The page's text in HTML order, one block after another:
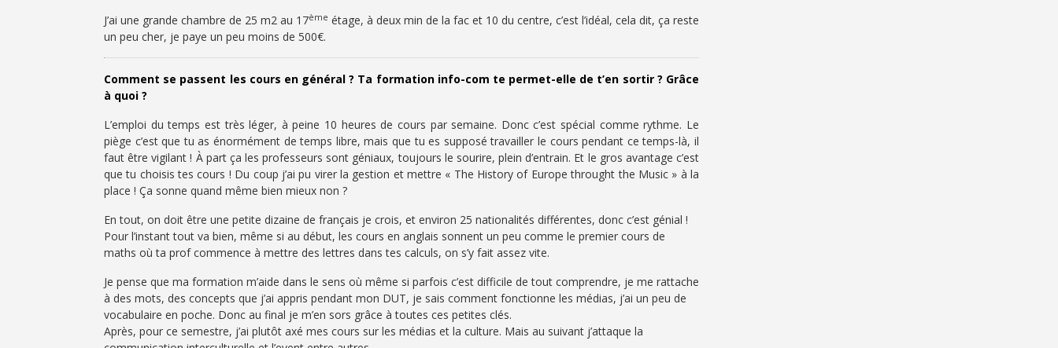
J’ai une grande chambre de 25 m2 au 17ème étage, à deux min de la fac et 10 du centre, c’est l’idéal, cela dit, ça reste
un peu cher, je paye un peu moins de 500€.
Comment se passent les cours en général ? Ta formation info-com te permet-elle de t’en sortir ? Grâce
à quoi ?
L’emploi du temps est très léger, à peine 10 heures de cours par semaine. Donc c’est spécial comme rythme. Le
piège c’est que tu as énormément de temps libre, mais que tu es supposé travailler le cours pendant ce temps-là, il
faut être vigilant ! À part ça les professeurs sont géniaux, toujours le sourire, plein d’entrain. Et le gros avantage c’est
que tu choisis tes cours ! Du coup j’ai pu virer la gestion et mettre « The History of Europe throught the Music » à la
place ! Ça sonne quand même bien mieux non ?
En tout, on doit être une petite dizaine de français je crois, et environ 25 nationalités différentes, donc c’est génial !
Pour l’instant tout va bien, même si au début, les cours en anglais sonnent un peu comme le premier cours de
maths où ta prof commence à mettre des lettres dans tes calculs, on s’y fait assez vite.
Je pense que ma formation m’aide dans le sens où même si parfois c’est difficile de tout comprendre, je me rattache
à des mots, des concepts que j’ai appris pendant mon DUT, je sais comment fonctionne les médias, j’ai un peu de
vocabulaire en poche. Donc au final je m’en sors grâce à toutes ces petites clés.
Après, pour ce semestre, j’ai plutôt axé mes cours sur les médias et la culture. Mais au suivant j’attaque la